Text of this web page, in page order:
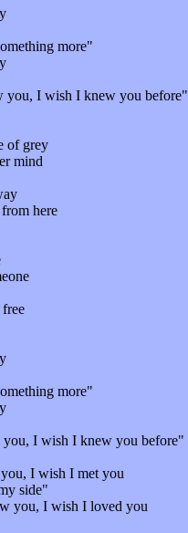
more"
you, I wish I knew you before"
of grey
mind
here
more"
I wish I knew you before"
I wish I met you
side"
you, I wish I loved you